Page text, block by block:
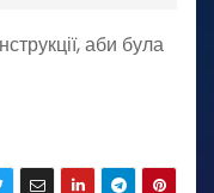
аби була